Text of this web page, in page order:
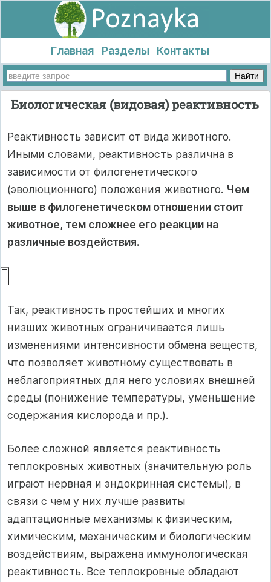
Главная Разделы Контакты
Биологическая (видовая) реактивность
Реактивность зависит от вида животного.
Иными словами, реактивность различна в
зависимости от филогенетического
(эволюционного) положения животного. Чем
выше в филогенетическом отношении стоит
животное, тем сложнее его реакции на
различные воздействия.
Так, реактивность простейших и многих
низших животных ограничивается лишь
изменениями интенсивности обмена веществ,
что позволяет животному существовать в
неблагоприятных для него условиях внешней
среды (понижение температуры, уменьшение
содержания кислорода и пр.).
Более сложной является реактивность
теплокровных животных (значительную роль
играют нервная и эндокринная системы), в
связи с чем у них лучше развиты
адаптационные механизмы к физическим,
химическим, механическим и биологическим
воздействиям, выражена иммунологическая
реактивность. Все теплокровные обладают